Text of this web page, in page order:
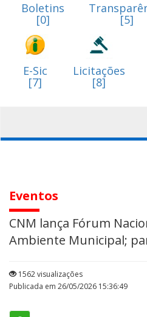
Boletins
[0] [5]
E-Sic
[7]
Licitações
[8]
Eventos
CNM lança Fórum
Ambiente Municipal;
1562 visualizações
Publicada em 26/05/2026 15:36:49